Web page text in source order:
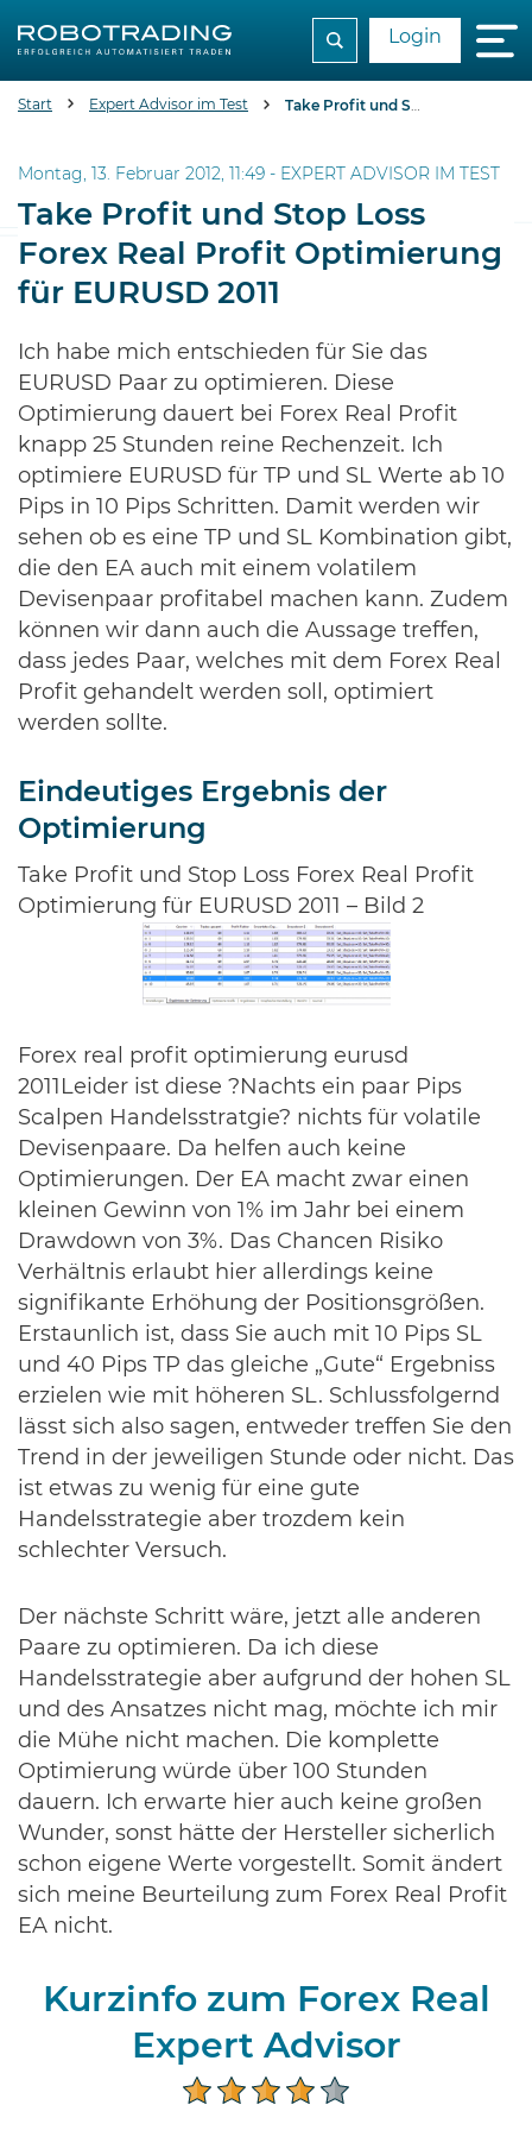
Login
Start Expert Advisor im Test Take Profit und Stop Loss Forex Real Profit Optimierung für EURUSD 2011
Montag, 13. Februar 2012, 11:49 - EXPERT ADVISOR IM TEST
Take Profit und Stop Loss
Forex Real Profit Optimierung
für EURUSD 2011
Ich habe mich entschieden für Sie das
EURUSD Paar zu optimieren. Diese
Optimierung dauert bei Forex Real Profit
knapp 25 Stunden reine Rechenzeit. Ich
optimiere EURUSD für TP und SL Werte ab 10
Pips in 10 Pips Schritten. Damit werden wir
sehen ob es eine TP und SL Kombination gibt,
die den EA auch mit einem volatilem
Devisenpaar profitabel machen kann. Zudem
können wir dann auch die Aussage treffen,
dass jedes Paar, welches mit dem Forex Real
Profit gehandelt werden soll, optimiert
werden sollte.
Eindeutiges Ergebnis der
Optimierung
Take Profit und Stop Loss Forex Real Profit
Optimierung für EURUSD 2011 – Bild 2
Forex real profit optimierung eurusd
2011Leider ist diese ?Nachts ein paar Pips
Scalpen Handelsstratgie? nichts für volatile
Devisenpaare. Da helfen auch keine
Optimierungen. Der EA macht zwar einen
kleinen Gewinn von 1% im Jahr bei einem
Drawdown von 3%. Das Chancen Risiko
Verhältnis erlaubt hier allerdings keine
signifikante Erhöhung der Positionsgrößen.
Erstaunlich ist, dass Sie auch mit 10 Pips SL
und 40 Pips TP das gleiche „Gute“ Ergebniss
erzielen wie mit höheren SL. Schlussfolgernd
lässt sich also sagen, entweder treffen Sie den
Trend in der jeweiligen Stunde oder nicht. Das
ist etwas zu wenig für eine gute
Handelsstrategie aber trozdem kein
schlechter Versuch.
Der nächste Schritt wäre, jetzt alle anderen
Paare zu optimieren. Da ich diese
Handelsstrategie aber aufgrund der hohen SL
und des Ansatzes nicht mag, möchte ich mir
die Mühe nicht machen. Die komplette
Optimierung würde über 100 Stunden
dauern. Ich erwarte hier auch keine großen
Wunder, sonst hätte der Hersteller sicherlich
schon eigene Werte vorgestellt. Somit ändert
sich meine Beurteilung zum Forex Real Profit
EA nicht.
Kurzinfo zum Forex Real
Expert Advisor